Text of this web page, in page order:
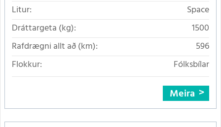
Litur:
Space
Dráttargeta (kg):
1500
Rafdrægni allt að (km):
596
Flokkur:
Fólksbílar
Meira